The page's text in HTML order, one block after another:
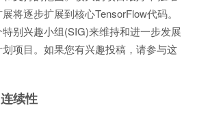
将逐步扩展到核心TensorFlow代码。
别兴趣小组(SIG)来维持和进一步发展
项目。如果您有兴趣投稿，请参与这
续性